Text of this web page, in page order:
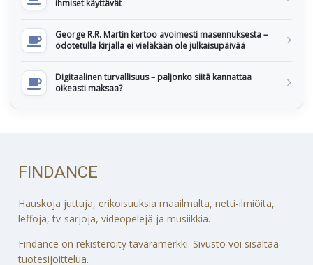
ihmiset käyttävät
George R.R. Martin kertoo avoimesti masennuksesta –
odotetulla kirjalla ei vieläkään ole julkaisupäivää
Digitaalinen turvallisuus – paljonko siitä kannattaa
oikeasti maksaa?
FINDANCE
Hauskoja juttuja, erikoisuuksia maailmalta, netti-ilmiöitä,
leffoja, tv-sarjoja, videopelejä ja musiikkia.
Findance on rekisteröity tavaramerkki. Sivusto voi sisältää
tuotesijoittelua.